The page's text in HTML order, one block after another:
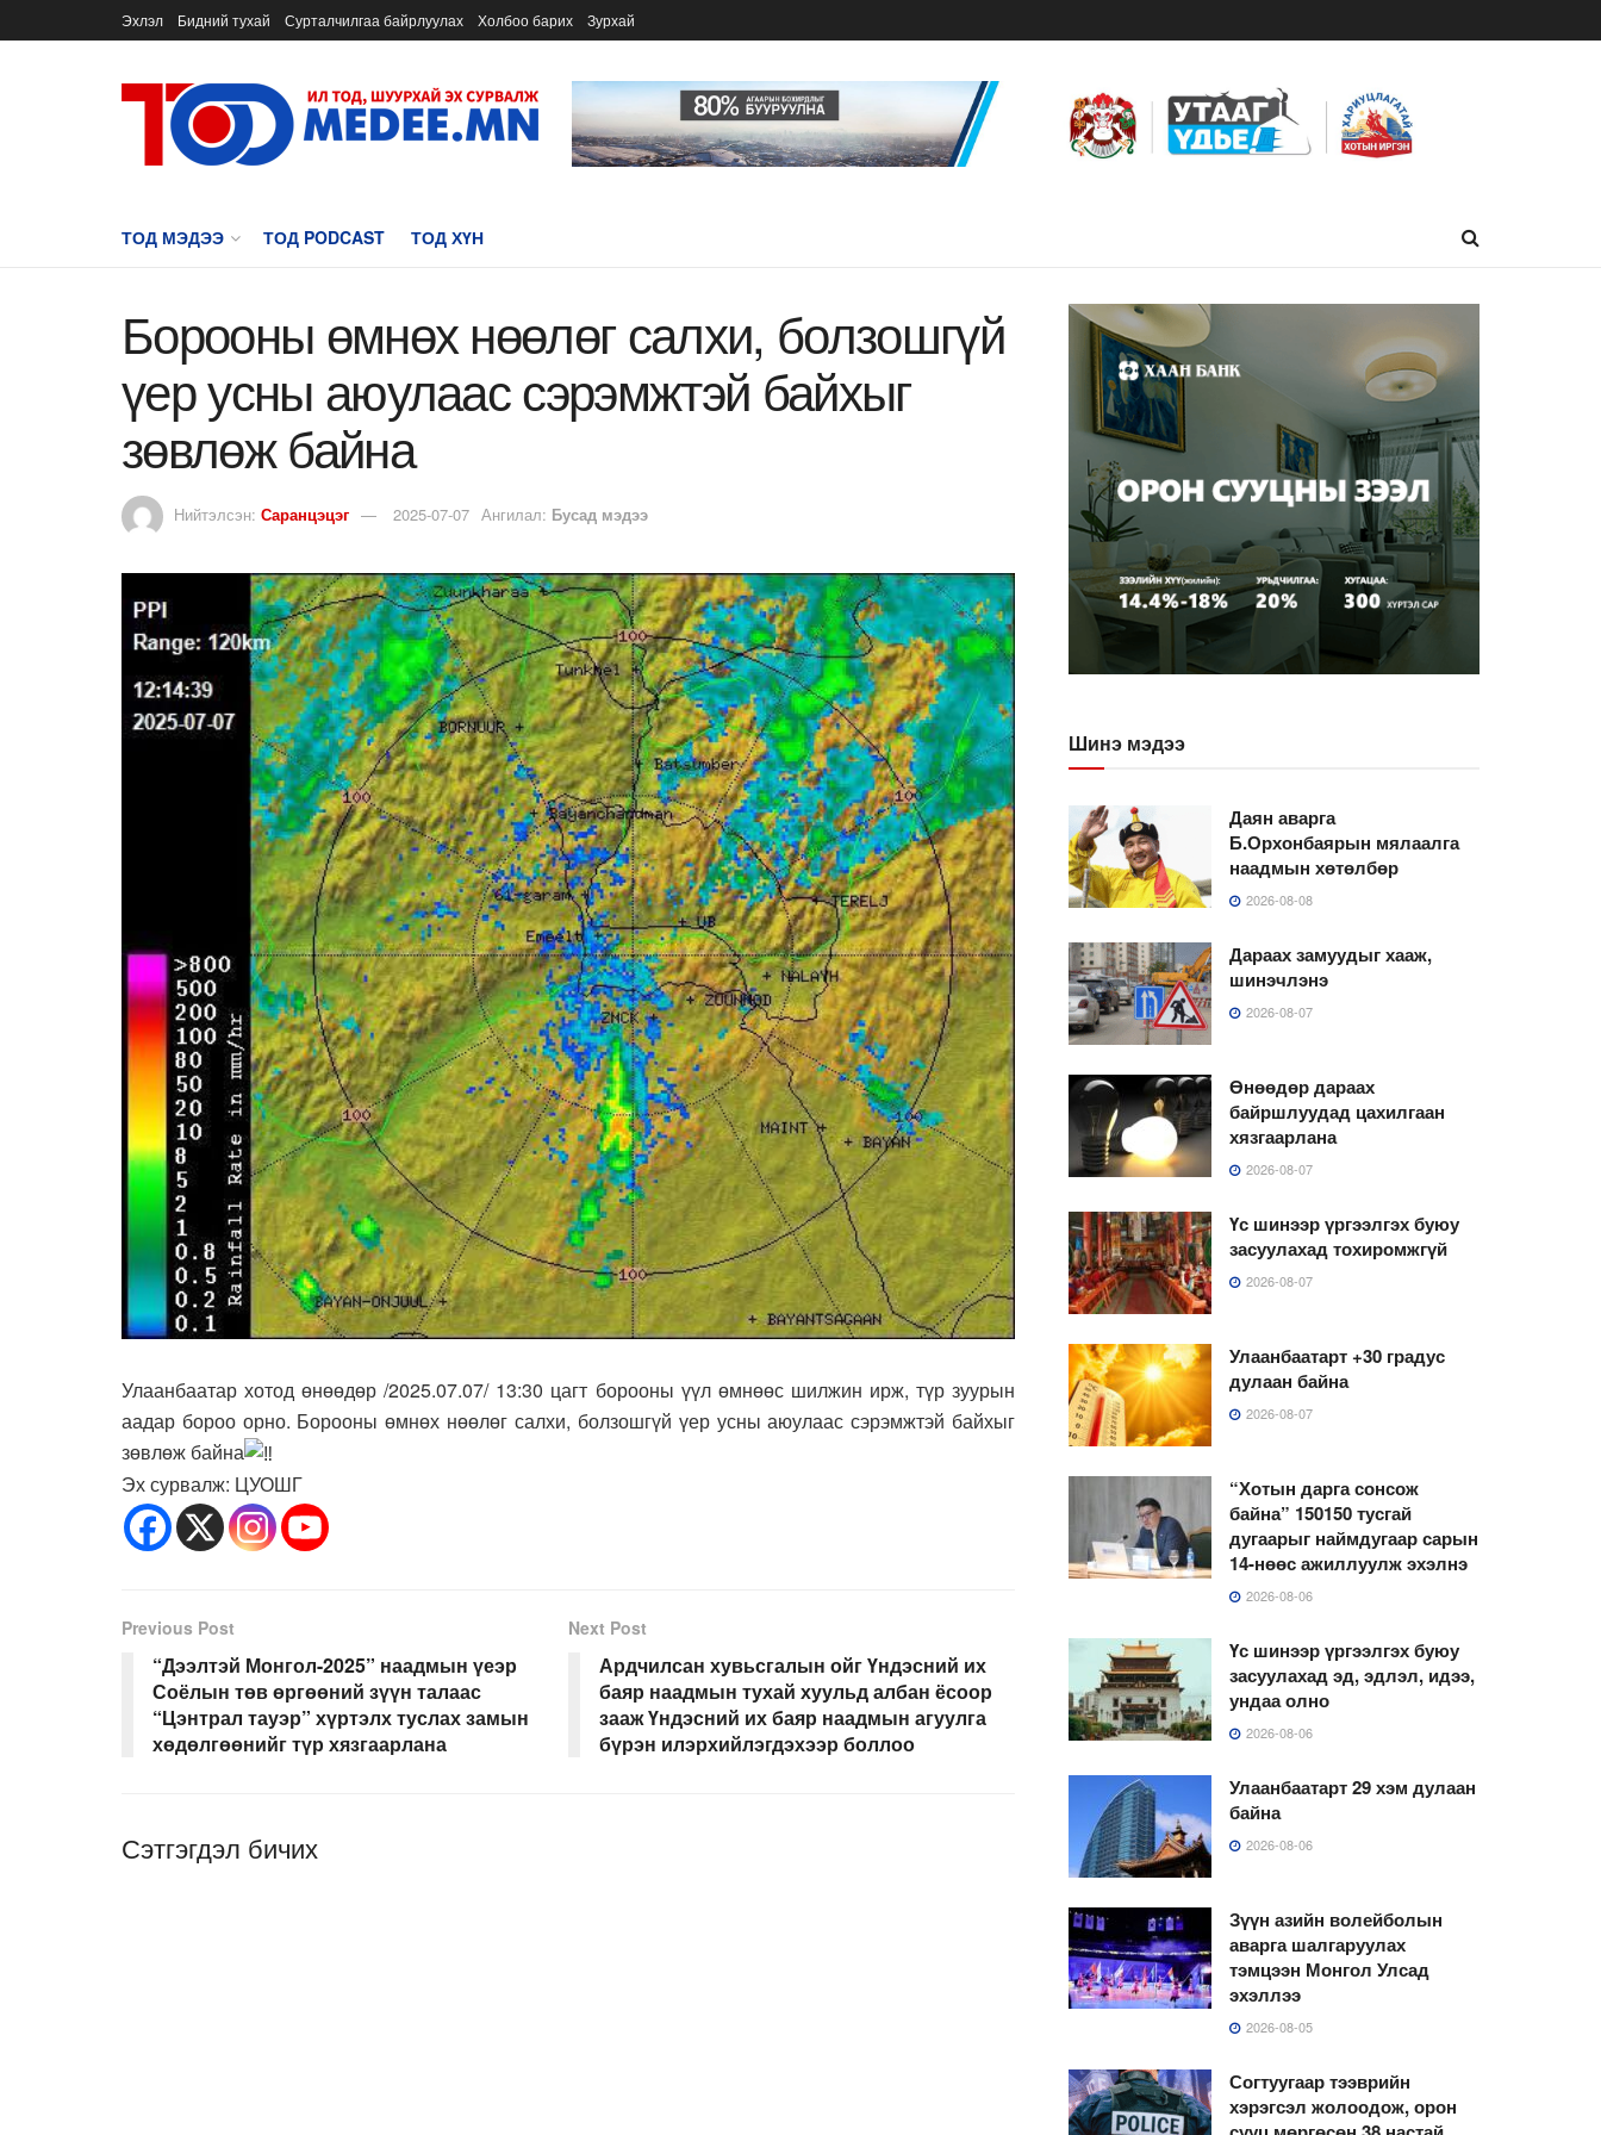
Эхлэл Бидний тухай Сурталчилгаа байрлуулах Холбоо барих Зурхай
ТОД МЭДЭЭ ТОД PODCAST ТОД ХҮН
Борооны өмнөх нөөлөг салхи, болзошгүй
үер усны аюулаас сэрэмжтэй байхыг
зөвлөж байна
Нийтэлсэн: Саранцэцэг 2025-07-07 Ангилал: Бусад мэдээ
Улаанбаатар хотод өнөөдөр /2025.07.07/ 13:30 цагт борооны үүл өмнөөс шилжин ирж, түр зуурын
аадар бороо орно. Борооны өмнөх нөөлөг салхи, болзошгүй үер усны аюулаас сэрэмжтэй байхыг
зөвлөж байна
Эх сурвалж: ЦУОШГ
Previous Post
“Дээлтэй Монгол-2025” наадмын үеэр
Соёлын төв өргөөний зүүн талаас
“Цэнтрал тауэр” хүртэлх туслах замын
хөдөлгөөнийг түр хязгаарлана
Next Post
Ардчилсан хувьсгалын ойг Үндэсний их
баяр наадмын тухай хуульд албан ёсоор
зааж Үндэсний их баяр наадмын агуулга
бүрэн илэрхийлэгдэхээр боллоо
Сэтгэгдэл бичих
Шинэ мэдээ
Даян аварга
Б.Орхонбаярын мялаалга
наадмын хөтөлбөр
2026-08-08
Дараах замуудыг хааж,
шинэчлэнэ
2026-08-07
Өнөөдөр дараах
байршлуудад цахилгаан
хязгаарлана
2026-08-07
Үс шинээр үргээлгэх буюу
засуулахад тохиромжгүй
2026-08-07
Улаанбаатарт +30 градус
дулаан байна
2026-08-07
“Хотын дарга сонсож
байна” 150150 тусгай
дугаарыг наймдугаар сарын
14-нөөс ажиллуулж эхэлнэ
2026-08-06
Үс шинээр үргээлгэх буюу
засуулахад эд, эдлэл, идээ,
ундаа олно
2026-08-06
Улаанбаатарт 29 хэм дулаан
байна
2026-08-06
Зүүн азийн волейболын
аварга шалгаруулах
тэмцээн Монгол Улсад
эхэллээ
2026-08-05
Согтуугаар тээврийн
хэрэгсэл жолоодож, орон